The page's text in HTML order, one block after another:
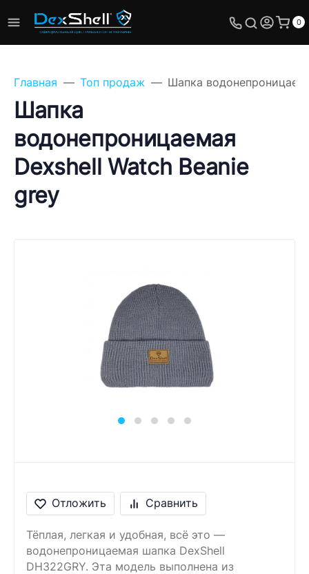
0
Главная Топ продаж Шапка
Шапка
водонепроницаемая
Dexshell Watch Beanie
grey
Отложить Сравнить
Тёплая, легкая и удобная, всё это —
водонепроницаемая шапка DexShell
DH322GRY. Эта модель выполнена из
Задайте свой вопрос,
мы обязательно
Имя